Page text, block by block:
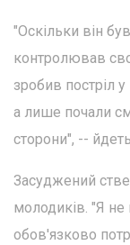
"Оскільки він
контролював
зробив постріл
а лише почали
сторони", --
Засуджений
молодиків. "Я
обов'язково